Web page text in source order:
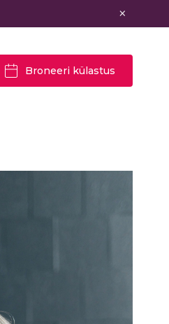
×
Broneeri külastus